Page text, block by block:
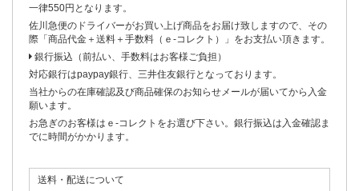
一律550円となります。
佐川急便のドライバーがお買い上げ商品をお届け致しますので、その
際「商品代金＋送料＋手数料（ｅ-コレクト）」をお支払い頂きます。
銀行振込（前払い、手数料はお客様ご負担）
対応銀行はpaypay銀行、三井住友銀行となっております。
当社からの在庫確認及び商品確保のお知らせメールが届いてから入金
願います。
お急ぎのお客様はｅ-コレクトをお選び下さい。銀行振込は入金確認ま
でに時間がかかります。
送料・配送について